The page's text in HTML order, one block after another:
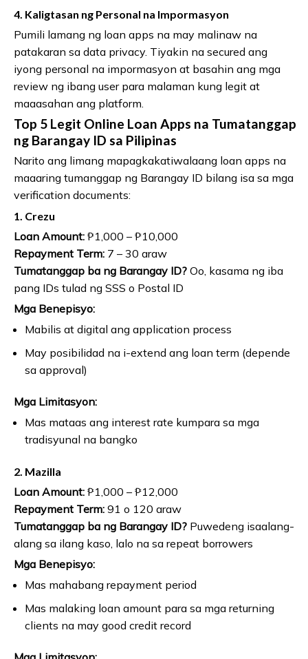
4. Kaligtasan ng Personal na Impormasyon
Pumili lamang ng loan apps na may malinaw na
patakaran sa data privacy. Tiyakin na secured ang
iyong personal na impormasyon at basahin ang mga
review ng ibang user para malaman kung legit at
maaasahan ang platform.
Top 5 Legit Online Loan Apps na Tumatanggap
ng Barangay ID sa Pilipinas
Narito ang limang mapagkakatiwalaang loan apps na
maaaring tumanggap ng Barangay ID bilang isa sa mga
verification documents:
1. Crezu
Loan Amount: ₱1,000 – ₱10,000
Repayment Term: 7 – 30 araw
Tumatanggap ba ng Barangay ID? Oo, kasama ng iba
pang IDs tulad ng SSS o Postal ID
Mga Benepisyo:
Mabilis at digital ang application process
May posibilidad na i-extend ang loan term (depende
sa approval)
Mga Limitasyon:
Mas mataas ang interest rate kumpara sa mga
tradisyunal na bangko
2. Mazilla
Loan Amount: ₱1,000 – ₱12,000
Repayment Term: 91 o 120 araw
Tumatanggap ba ng Barangay ID? Puwedeng isaalang-
alang sa ilang kaso, lalo na sa repeat borrowers
Mga Benepisyo:
Mas mahabang repayment period
Mas malaking loan amount para sa mga returning
clients na may good credit record